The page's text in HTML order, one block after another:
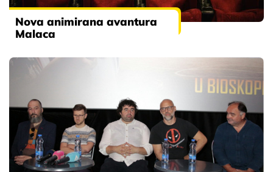
Nova animirana avantura
Malaca